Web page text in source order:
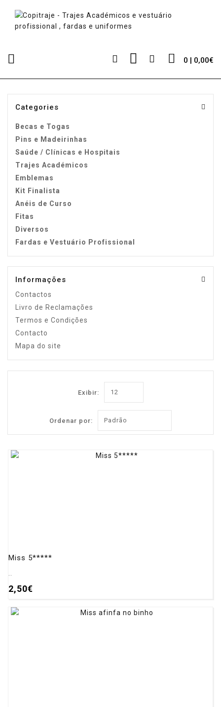
0 | 0,00€
Categories
Becas e Togas
Pins e Madeirinhas
Saúde / Clínicas e Hospitais
Trajes Académicos
Emblemas
Kit Finalista
Anéis de Curso
Fitas
Diversos
Fardas e Vestuário Profissional
Informações
Contactos
Livro de Reclamações
Termos e Condições
Contacto
Mapa do site
Exibir:
Ordenar por:
Miss 5*****
2,50€